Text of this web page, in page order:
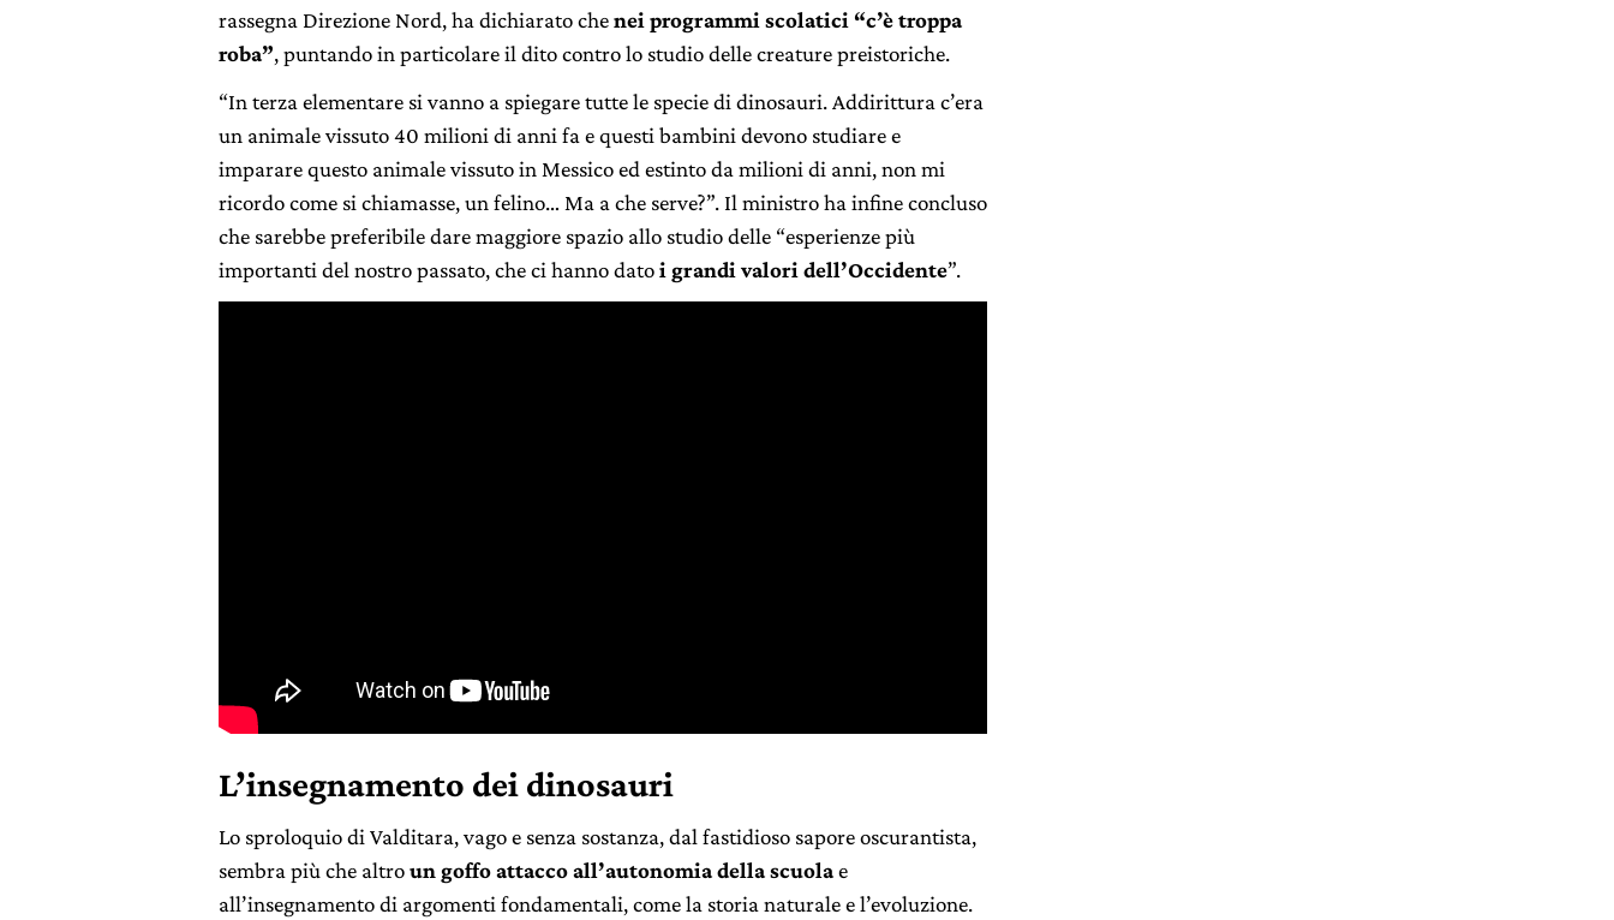
rassegna Direzione Nord, ha dichiarato chenei programmi scolatici “c’è troppa
roba”, puntando in particolare il dito contro lo studio delle creature preistoriche.
“In terza elementare si vanno a spiegare tutte le specie di dinosauri. Addirittura c’era
un animale vissuto 40 milioni di anni fa e questi bambini devono studiare e
imparare questo animale vissuto in Messico ed estinto da milioni di anni, non mi
ricordo come si chiamasse, un felino… Ma a che serve?”. Il ministro ha infine concluso
che sarebbe preferibile dare maggiore spazio allo studio delle “esperienze più
importanti del nostro passato, che ci hanno datoi grandi valori dell’Occidente”.
L’insegnamento dei dinosauri
Lo sproloquio di Valditara, vago e senza sostanza, dal fastidioso sapore oscurantista,
sembra più che altroun goffo attacco all’autonomia della scuolae
all’insegnamento di argomenti fondamentali, come la storia naturale e l’evoluzione.